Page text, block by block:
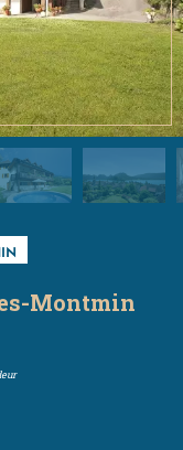
Montmin